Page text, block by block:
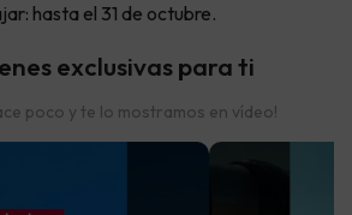
hasta el 31 de octubre.
exclusivas para ti
poco y te lo mostramos en vídeo!